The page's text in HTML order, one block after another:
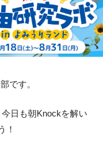
です。
日も朝Knockを解い
！